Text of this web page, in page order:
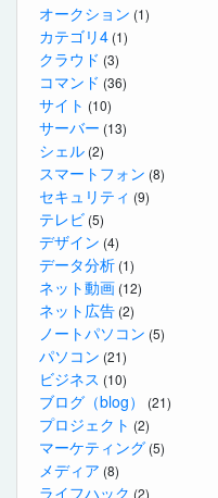
オークション (1)
カテゴリ4 (1)
クラウド (3)
コマンド (36)
サイト (10)
サーバー (13)
シェル (2)
スマートフォン (8)
セキュリティ (9)
テレビ (5)
デザイン (4)
データ分析 (1)
ネット動画 (12)
ネット広告 (2)
ノートパソコン (5)
パソコン (21)
ビジネス (10)
ブログ（blog） (21)
プロジェクト (2)
マーケティング (5)
メディア (8)
ライフハック (2)